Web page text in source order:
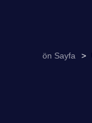
ön Sayfa >